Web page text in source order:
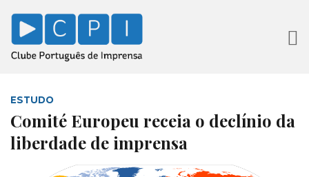
ESTUDO
Comité Europeu receia o declínio da
liberdade de imprensa